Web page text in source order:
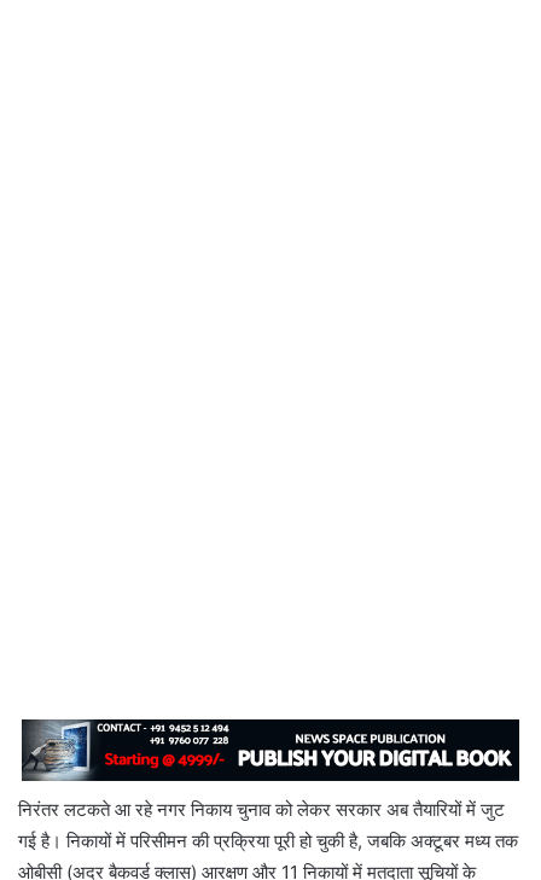
निरंतर लटकते आ रहे नगर निकाय चुनाव को लेकर सरकार अब तैयारियों में जुट
गई है। निकायों में परिसीमन की प्रक्रिया पूरी हो चुकी है, जबकि अक्टूबर मध्य तक
ओबीसी (अदर बैकवर्ड क्लास) आरक्षण और 11 निकायों में मतदाता सूचियों के